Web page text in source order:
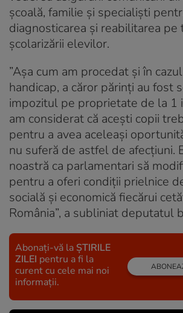
școală, familie și specialiști
diagnosticarea și reabilitarea
școlarizării elevilor.
”Așa cum am procedat și în
handicap, a căror părinți au fost
impozitul pe proprietate de la 1
am considerat că acești copii
pentru a avea aceleași
nu suferă de astfel de afecțiuni.
noastră ca parlamentari să
pentru a oferi condiții prielnice
socială și economică fiecărui
România”, a subliniat deputatul
Abonați-vă la ȘTIRILE
ZILEI pentru a fi la
curent cu cele mai noi
informații.